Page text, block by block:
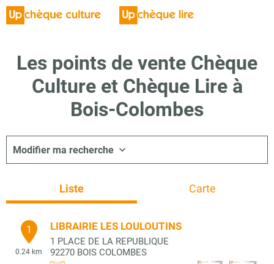
Les points de vente Chèque
Culture et Chèque Lire à
Bois-Colombes
Modifier ma recherche
Liste Carte
1
0.24 km
LIBRAIRIE LES LOULOUTINS
1 PLACE DE LA REPUBLIQUE
92270 BOIS COLOMBES